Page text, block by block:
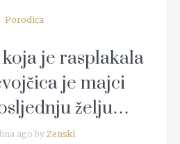
Porodica
je rasplakala
je majci
želju…
ago by Zenski